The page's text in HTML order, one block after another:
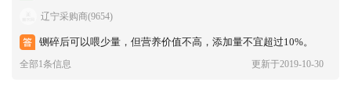
辽宁采购商(9654)
铡碎后可以喂少量，但营养价值不高，添加量不宜超过10%。
全部1条信息 更新于2019-10-30